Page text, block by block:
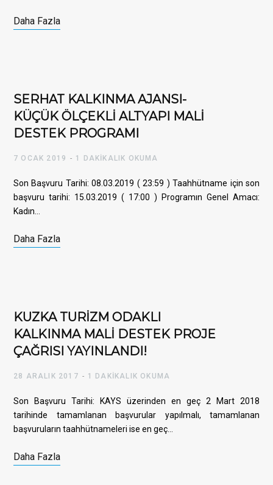
k
Daha Fazla
SERHAT KALKINMA AJANSI-
KÜÇÜK ÖLÇEKLİ ALTYAPI MALİ
DESTEK PROGRAMI
7 OCAK 2019 1 DAKIKALIK OKUMA
Son Başvuru Tarihi: 08.03.2019 ( 23:59 ) Taahhütname için son
başvuru tarihi: 15.03.2019 ( 17:00 ) Programın Genel Amacı:
Kadın…
Daha Fazla
KUZKA TURİZM ODAKLI
KALKINMA MALİ DESTEK PROJE
ÇAĞRISI YAYINLANDI!
28 ARALIK 2017 1 DAKIKALIK OKUMA
Son Başvuru Tarihi: KAYS üzerinden en geç 2 Mart 2018
tarihinde tamamlanan başvurular yapılmalı, tamamlanan
başvuruların taahhütnameleri ise en geç…
Daha Fazla